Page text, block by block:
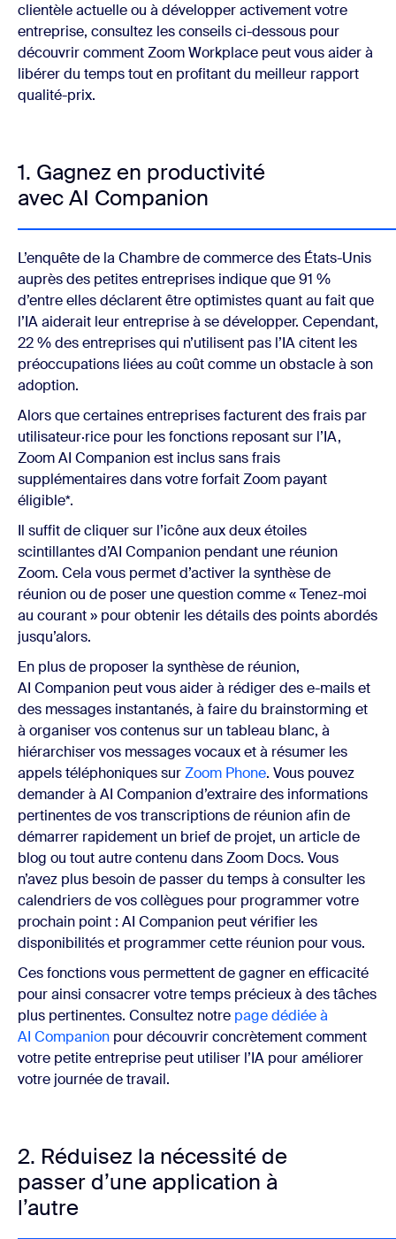
clientèle actuelle ou à développer activement votre
entreprise, consultez les conseils ci-dessous pour
découvrir comment Zoom Workplace peut vous aider à
libérer du temps tout en profitant du meilleur rapport
qualité-prix.
1. Gagnez en productivité
avec AI Companion
L’enquête de la Chambre de commerce des États-Unis
auprès des petites entreprises indique que 91 %
d’entre elles déclarent être optimistes quant au fait que
l’IA aiderait leur entreprise à se développer. Cependant,
22 % des entreprises qui n’utilisent pas l’IA citent les
préoccupations liées au coût comme un obstacle à son
adoption.
Alors que certaines entreprises facturent des frais par
utilisateur·rice pour les fonctions reposant sur l’IA,
Zoom AI Companion est inclus sans frais
supplémentaires dans votre forfait Zoom payant
éligible*.
Il suffit de cliquer sur l’icône aux deux étoiles
scintillantes d’AI Companion pendant une réunion
Zoom. Cela vous permet d’activer la synthèse de
réunion ou de poser une question comme « Tenez-moi
au courant » pour obtenir les détails des points abordés
jusqu’alors.
En plus de proposer la synthèse de réunion,
AI Companion peut vous aider à rédiger des e-mails et
des messages instantanés, à faire du brainstorming et
à organiser vos contenus sur un tableau blanc, à
hiérarchiser vos messages vocaux et à résumer les
appels téléphoniques surZoom Phone. Vous pouvez
demander à AI Companion d’extraire des informations
pertinentes de vos transcriptions de réunion afin de
démarrer rapidement un brief de projet, un article de
blog ou tout autre contenu dans Zoom Docs. Vous
n’avez plus besoin de passer du temps à consulter les
calendriers de vos collègues pour programmer votre
prochain point : AI Companion peut vérifier les
disponibilités et programmer cette réunion pour vous.
Ces fonctions vous permettent de gagner en efficacité
pour ainsi consacrer votre temps précieux à des tâches
plus pertinentes. Consultez notre page dédiée à
AI Companion pour découvrir concrètement comment
votre petite entreprise peut utiliser l’IA pour améliorer
votre journée de travail.
2. Réduisez la nécessité de
passer d’une application à
l’autre